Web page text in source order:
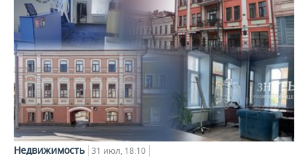
Недвижимость 31 июл, 18:10